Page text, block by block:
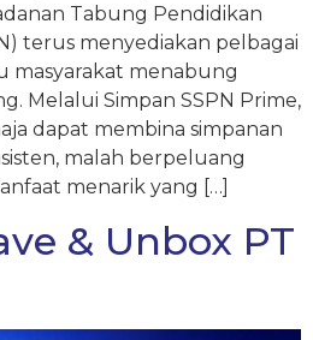
Tabung Pendidikan
terus menyediakan pelbagai
masyarakat menabung
Melalui Simpan SSPN Prime,
dapat membina simpanan
malah berpeluang
menarik yang […]
& Unbox PT